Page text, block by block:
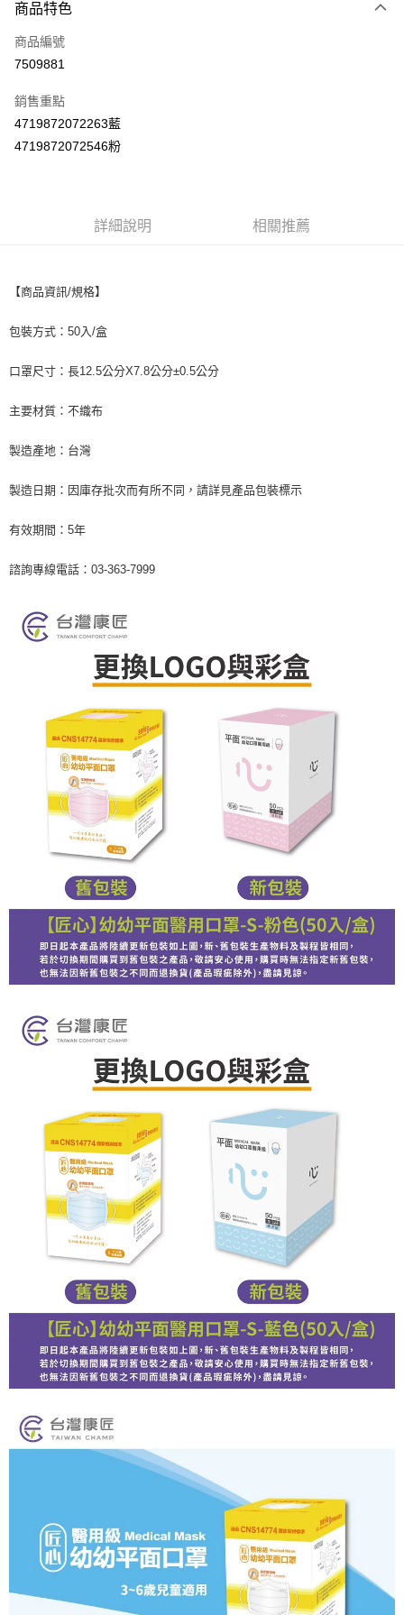
LINE Pay
Apple Pay
悠遊付
Google Pay
【關於「AFTEE先享後付」】
AFTEE先享後付是「在收到商品之後才付款」的支付方式。 讓您購物簡單
２．便利：只要手機號碼，簡訊認證，即可結帳。
３．安心：先確認商品／服務後，再付款。
【「AFTEE先享後付」結帳流程】
結帳頁面，進行簡訊認證並確認金額後，即可完成結帳。
２．訂單成立數日內，您將收到繳費通知簡訊。
ATM／網路銀行／等多元方式進行付款，方視為交易完成。
購買商品的店家。未經商家同意取消之訂單仍視為有效，需透過AFTEE先享
是否繳費成功／繳費後需取消欲退款等相關疑問，請聯繫「AFTEE先享後付
易，需依本服務之必要範圍內提供個人資料，並將交易相關給付款項請求債
https://aftee.tw/terms/#terms3
３．未成年的使用者請事先徵得法定代理人或監護人之同意方可使用
「AFTEE先享後付」，若未經同意申辦者引起之損失，本公司不負相關責
４．使用「AFTEE先享後付」時，將依據個別帳號之用戶狀況，依本公司即
時審查核予不同之上限額度；若仍有額度不足之情形，本公司將視審查結果
請求用戶進行身份認證。
５．嚴禁一人註冊多個帳號或使用他人資訊註冊。若發現惡意使用之情形，
恩沛科技股份有限公司將有權停止該用戶之使用額度並採取法律行動。
每筆NT$60，滿NT$590(含以上)免運費
付款後全家取貨
7-11取貨付款
每筆NT$60，滿NT$590(含以上)免運費
宅配
每筆NT$100，滿NT$590(含以上)免運費
每筆NT$150，滿NT$890(含以上)免運費
商品特色
商品編號
7509881
銷售重點
4719872072263藍
4719872072546粉
詳細說明 相關推薦
【商品資訊/規格】
包裝方式：50入/盒
口罩尺寸：長12.5公分X7.8公分±0.5公分
主要材質：不織布
製造產地：台灣
製造日期：因庫存批次而有所不同，請詳見產品包裝標示
有效期間：5年
諮詢專線電話：03-363-7999